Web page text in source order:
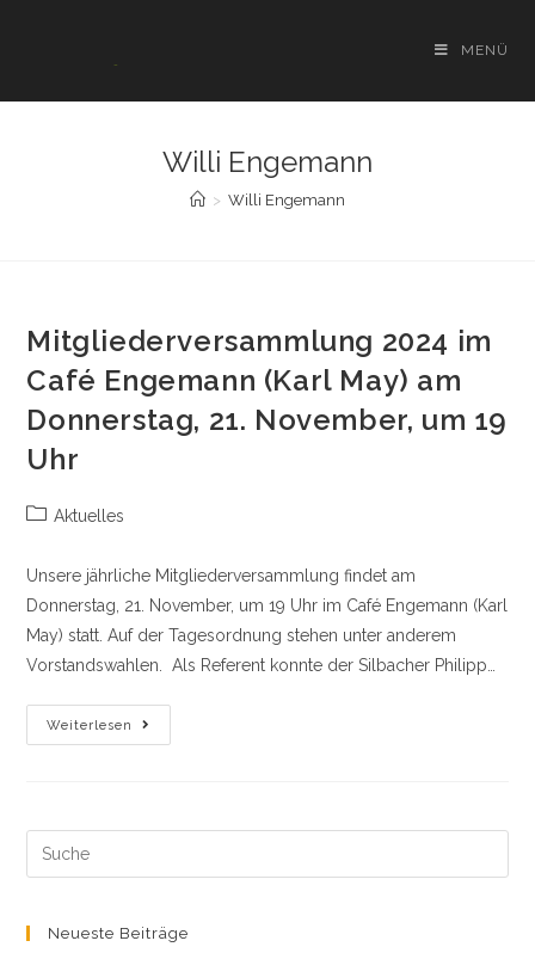
MENÜ
Willi Engemann
> Willi Engemann
Mitgliederversammlung 2024 im
Café Engemann (Karl May) am
Donnerstag, 21. November, um 19
Uhr
Beitrags-
Aktuelles
Unsere jährliche Mitgliederversammlung findet am
Donnerstag, 21. November, um 19 Uhr im Café Engemann (Karl
May) statt. Auf der Tagesordnung stehen unter anderem
Vorstandswahlen. Als Referent konnte der Silbacher Philipp…
Weiterlesen
Mitgliederversammlung
2024
21.
19
Uhr
Search
this
Neueste Beiträge